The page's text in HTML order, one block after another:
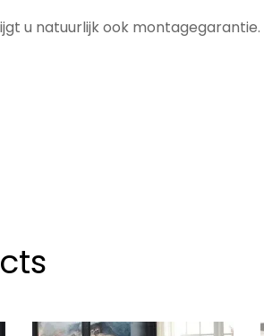
u natuurlijk ook montagegarantie.